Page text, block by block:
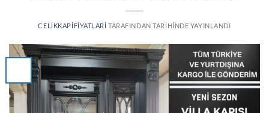
CELIKKAPIFIYATLARI TARAFINDAN TARIHINDE YAYINLANDI